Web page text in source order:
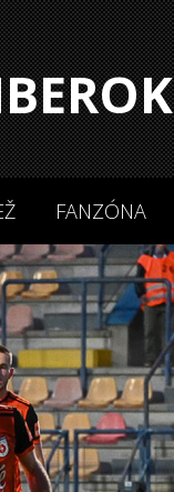
FANZÓNA